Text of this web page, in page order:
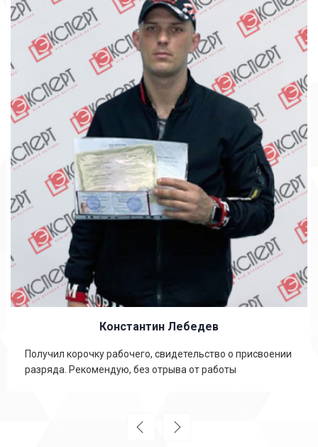
Константин Лебедев
Получил корочку рабочего, свидетельство о присвоении
разряда. Рекомендую, без отрыва от работы